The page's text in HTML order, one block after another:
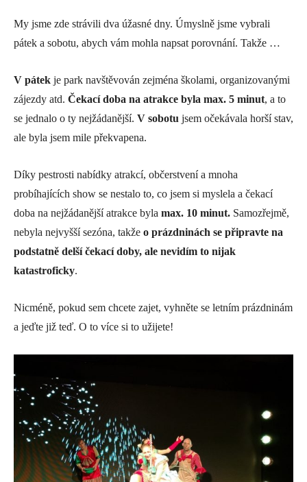
My jsme zde strávili dva úžasné dny. Úmyslně jsme vybrali
pátek a sobotu, abych vám mohla napsat porovnání. Takže …
V pátek je park navštěvován zejména školami, organizovanými
zájezdy atd. Čekací doba na atrakce byla max. 5 minut, a to
se jednalo o ty nejžádanější. V sobotu jsem očekávala horší stav,
ale byla jsem mile překvapena.
Díky pestrosti nabídky atrakcí, občerstvení a mnoha
probíhajících show se nestalo to, co jsem si myslela a čekací
doba na nejžádanější atrakce byla max. 10 minut. Samozřejmě,
nebyla nejvyšší sezóna, takže o prázdninách se připravte na
podstatně delší čekací doby, ale nevidím to nijak
katastroficky.
Nicméně, pokud sem chcete zajet, vyhněte se letním prázdninám
a jeďte již teď. O to více si to užijete!